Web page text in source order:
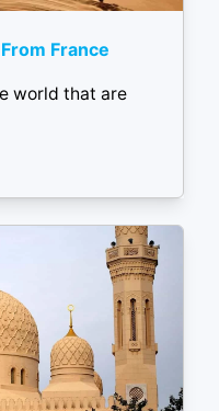
France
world that are